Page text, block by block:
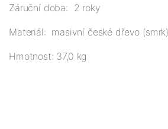
Záruční doba: 2 roky
Materiál: masivní české dřevo
Hmotnost: 37,0 kg